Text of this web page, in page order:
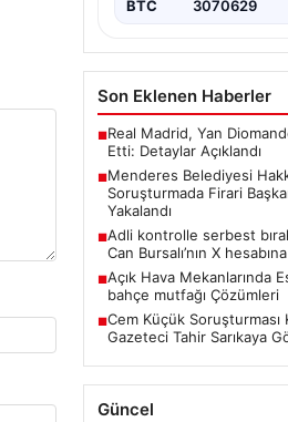
BTC 3070629
Son Eklenen Haberler
■Real Madrid, Yan
Etti: Detaylar Açıklandı
■Menderes Belediyesi
Soruşturmada Firari
Yakalandı
■Adli kontrolle serbest
Can Bursalı’nın X
■Açık Hava Mekanlarında
bahçe mutfağı Çözümleri
■Cem Küçük Soruşturması
Gazeteci Tahir Sarıkaya
Güncel